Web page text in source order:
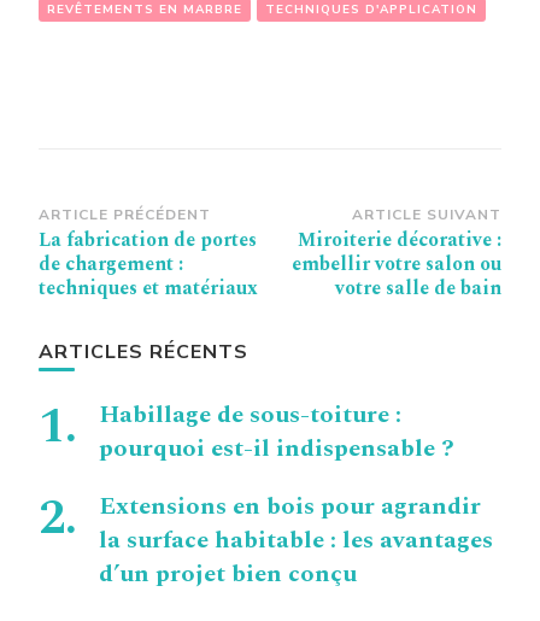
REVÊTEMENTS EN MARBRE TECHNIQUES D'APPLICATION
Navigation
d’article
ARTICLE PRÉCÉDENT
La fabrication de portes
de chargement :
techniques et matériaux
ARTICLE SUIVANT
Miroiterie décorative :
embellir votre salon ou
votre salle de bain
ARTICLES RÉCENTS
Habillage de sous-toiture :
pourquoi est-il indispensable ?
Extensions en bois pour agrandir
la surface habitable : les avantages
d’un projet bien conçu